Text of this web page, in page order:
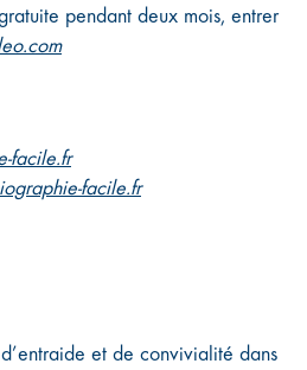
pendant deux mois, entrer
facile.fr
facile.fr
et de convivialité dans